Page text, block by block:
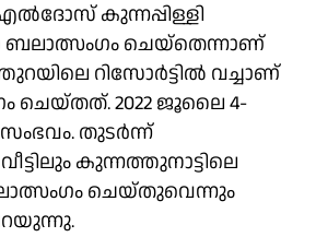
കുന്നപ്പിള്ളി
ബലാത്സംഗം ചെയ്തെന്നാണ്
റിസോര്‍ട്ടില്‍ വച്ചാണ്
ചെയ്തത്. 2022 ജൂലൈ 4-
തുടര്‍ന്ന്
കുന്നത്തുനാട്ടിലെ
ചെയ്തുവെന്നും